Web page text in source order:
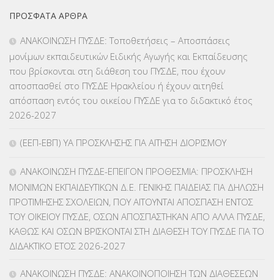
ΕΠΙΜΟΡΦΩΣΗ Τ.Π.Ε.(10)
ΕΥΡΩΠΑΪΚΑ ΠΡΟΓΡΑΜΜΑΤΑ(230)
ΚΕΣΥ(60)
ΚΕΣΥΠ(109)
ΚΠγ – ΚΡΑΤΙΚΟ ΠΙΣΤΟΠΟΙΗΤΙΚΟ ΓΛΩΣΣΟΜΑΘΕΙΑΣ(135)
ΚΠπ- ΚΡΑΤΙΚΟ ΠΙΣΤΟΠΟΙΗΤΙΚΟ ΠΛΗΡΟΦΟΡΙΚΗΣ(12)
ΛΟΙΠΑ(309)
ΠΡΌΣΦΑΤΑ ΆΡΘΡΑ
ΑΝΑΚΟΙΝΩΣΗ ΠΥΣΔΕ: Τοποθετήσεις – Αποσπάσεις
μονίμων εκπαιδευτικών Ειδικής Αγωγής και Εκπαίδευσης
που βρίσκονται στη διάθεση του ΠΥΣΔΕ, που έχουν
αποσπασθεί στο ΠΥΣΔΕ Ηρακλείου ή έχουν αιτηθεί
απόσπαση εντός του οικείου ΠΥΣΔΕ για το διδακτικό έτος
2026-2027
(ΕΕΠ-ΕΒΠ) ΥΑ ΠΡΟΣΚΛΗΣΗΣ ΓΙΑ ΑΙΤΗΣΗ ΔΙΟΡΙΣΜΟΥ
ΑΝΑΚΟΙΝΩΣΗ ΠΥΣΔΕ-ΕΠΕΙΓΟΝ ΠΡΟΘΕΣΜΙΑ: ΠΡΟΣΚΛΗΣΗ
ΜΟΝΙΜΩΝ ΕΚΠΑΙΔΕΥΤΙΚΩΝ Δ.Ε. ΓΕΝΙΚΗΣ ΠΑΙΔΕΙΑΣ ΓΙΑ ΔΗΛΩΣΗ
ΠΡΟΤΙΜΗΣΗΣ ΣΧΟΛΕΙΩΝ, ΠΟΥ ΑΙΤΟΥΝΤΑΙ ΑΠΟΣΠΑΣΗ ΕΝΤΟΣ
ΤΟΥ ΟΙΚΕΙΟΥ ΠΥΣΔΕ, ΟΣΩΝ ΑΠΟΣΠΑΣΤΗΚΑΝ ΑΠΟ ΑΛΛΑ ΠΥΣΔΕ,
ΚΑΘΩΣ ΚΑΙ ΟΣΩΝ ΒΡΙΣΚΟΝΤΑΙ ΣΤΗ ΔΙΑΘΕΣΗ ΤΟΥ ΠΥΣΔΕ ΓΙΑ ΤΟ
ΔΙΔΑΚΤΙΚΟ ΕΤΟΣ 2026-2027
ΑΝΑΚΟΙΝΩΣΗ ΠΥΣΔΕ: ΑΝΑΚΟΙΝΟΠΟΙΗΣΗ ΤΩΝ ΔΙΑΘΕΣΕΩΝ